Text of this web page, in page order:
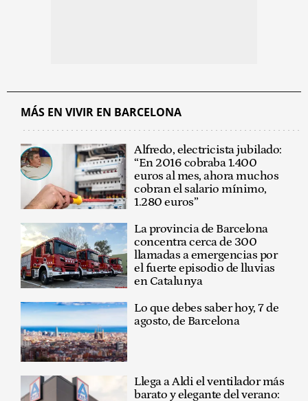
MÁS EN VIVIR EN BARCELONA
Alfredo, electricista jubilado:
“En 2016 cobraba 1.400
euros al mes, ahora muchos
cobran el salario mínimo,
1.280 euros”
La provincia de Barcelona
concentra cerca de 300
llamadas a emergencias por
el fuerte episodio de lluvias
en Catalunya
Lo que debes saber hoy, 7 de
agosto, de Barcelona
Llega a Aldi el ventilador más
barato y elegante del verano: